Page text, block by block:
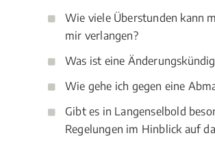
Wie viele Überstunden kann
mir verlangen?
Was ist eine
Wie gehe ich gegen eine
Gibt es in Langenselbold
Regelungen im Hinblick auf